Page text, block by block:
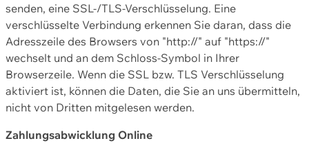
senden, eine SSL-/TLS-Verschlüsselung. Eine
verschlüsselte Verbindung erkennen Sie daran, dass die
Adresszeile des Browsers von "http://" auf "https://"
wechselt und an dem Schloss-Symbol in Ihrer
Browserzeile. Wenn die SSL bzw. TLS Verschlüsselung
aktiviert ist, können die Daten, die Sie an uns übermitteln,
nicht von Dritten mitgelesen werden.
Zahlungsabwicklung Online